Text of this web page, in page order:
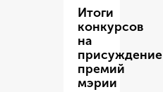
Итоги
конкурсов
на
присуждение
премий
мэрии